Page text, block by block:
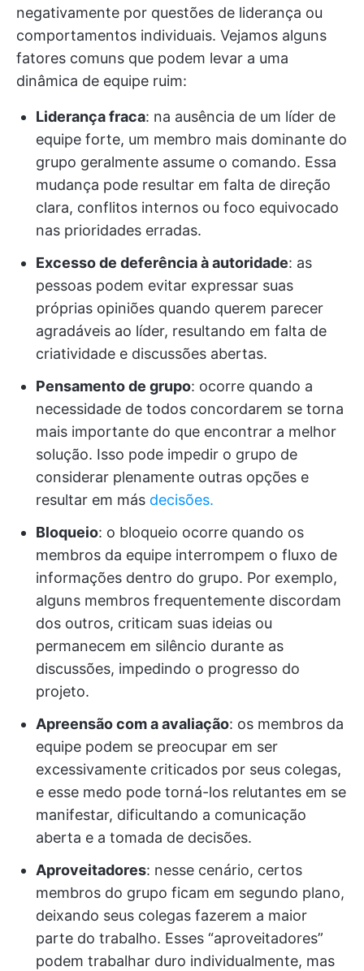
negativamente por questões de liderança ou
comportamentos individuais. Vejamos alguns
fatores comuns que podem levar a uma
dinâmica de equipe ruim:
Liderança fraca: na ausência de um líder de
equipe forte, um membro mais dominante do
grupo geralmente assume o comando. Essa
mudança pode resultar em falta de direção
clara, conflitos internos ou foco equivocado
nas prioridades erradas.
Excesso de deferência à autoridade: as
pessoas podem evitar expressar suas
próprias opiniões quando querem parecer
agradáveis ao líder, resultando em falta de
criatividade e discussões abertas.
Pensamento de grupo: ocorre quando a
necessidade de todos concordarem se torna
mais importante do que encontrar a melhor
solução. Isso pode impedir o grupo de
considerar plenamente outras opções e
resultar em más decisões.
Bloqueio: o bloqueio ocorre quando os
membros da equipe interrompem o fluxo de
informações dentro do grupo. Por exemplo,
alguns membros frequentemente discordam
dos outros, criticam suas ideias ou
permanecem em silêncio durante as
discussões, impedindo o progresso do
projeto.
Apreensão com a avaliação: os membros da
equipe podem se preocupar em ser
excessivamente criticados por seus colegas,
e esse medo pode torná-los relutantes em se
manifestar, dificultando a comunicação
aberta e a tomada de decisões.
Aproveitadores: nesse cenário, certos
membros do grupo ficam em segundo plano,
deixando seus colegas fazerem a maior
parte do trabalho. Esses “aproveitadores”
podem trabalhar duro individualmente, mas